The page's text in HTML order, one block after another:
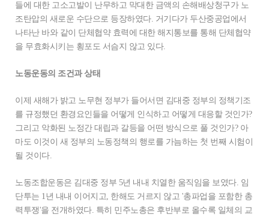
들에 대한 고소고발이 난무하고 막대한 금액의 손해배상청구가 노
조탄압의 새로운 수단으로 등장하였다. 거기다가 두산중공업에서
나타난 바와 같이 단체협약 효력에 대한 해지통보를 통해 단체협약
을 무효화시키는 횡포도 서슴지 않고 있다.
노동운동의 조건과 상태
이제 새해가 밝고 노무현 정부가 들어서면 김대중 정부의 정책기조
를 규정했던 환경요인들을 어떻게 인식하고 어떻게 대응할 것인가?
그리고 악화된 노정간 대립과 갈등을 어떤 방식으로 풀 것인가? 아
마도 이것이 새 정부의 노동정책의 행로를 가늠하는 첫 번째 시험이
될 것이다.
노동조합운동은 김대중 정부 5년 내내 치열한 움직임을 보였다. 임
단투는 1년 내내 이어지고, 한해도 거르지 않고 '총파업을 포함한 총
력투쟁'을 전개하였다. 특히 민주노총은 후반부로 올수록 일체의 교